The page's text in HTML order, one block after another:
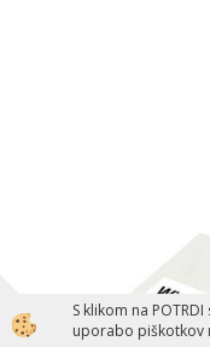
S klikom na
uporabo piškotkov